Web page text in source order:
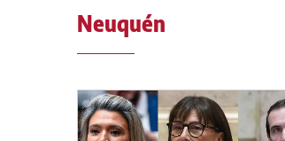
Neuquén